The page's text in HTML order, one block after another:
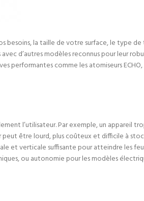
besoins, la taille de votre surface, le type
d’autres modèles reconnus pour leur
comme les atomiseurs
l’utilisateur. Par exemple, un appareil
être lourd, plus coûteux et difficile à
et verticale suffisante pour atteindre les
ou autonomie pour les modèles